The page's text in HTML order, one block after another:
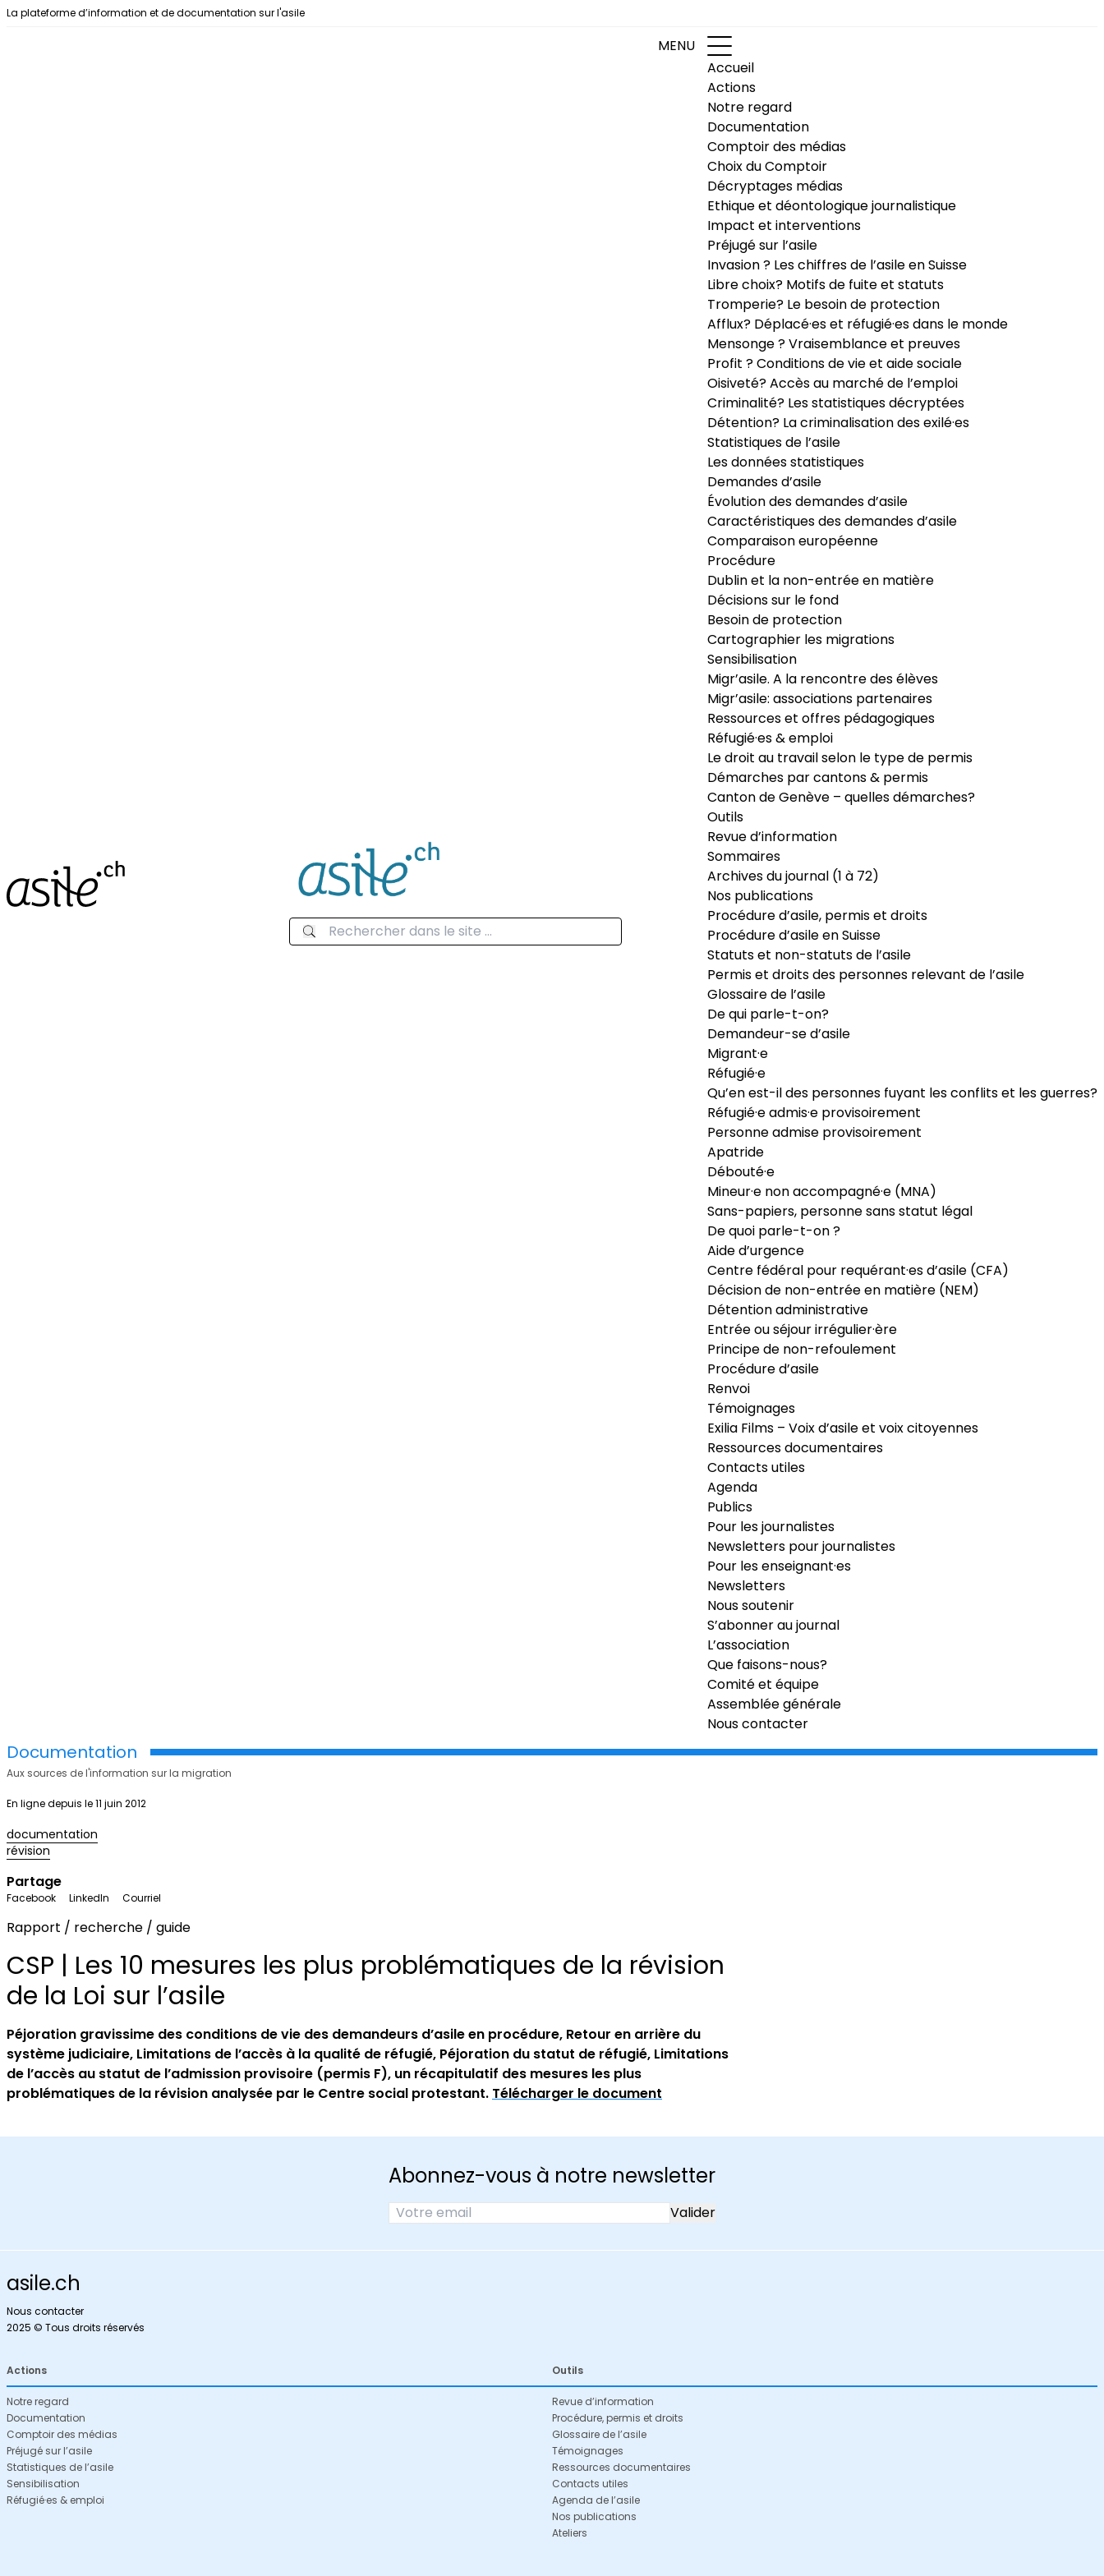
Aller au contenu
La plateforme d’information et de documentation sur l'asile
MENU
Accueil
Actions
Notre regard
Documentation
Comptoir des médias
Choix du Comptoir
Décryptages médias
Ethique et déontologique journalistique
Impact et interventions
Préjugé sur l’asile
Invasion ? Les chiffres de l’asile en Suisse
Libre choix? Motifs de fuite et statuts
Tromperie? Le besoin de protection
Afflux? Déplacé·es et réfugié·es dans le monde
Mensonge ? Vraisemblance et preuves
Profit ? Conditions de vie et aide sociale
Oisiveté? Accès au marché de l’emploi
Criminalité? Les statistiques décryptées
Détention? La criminalisation des exilé·es
Statistiques de l’asile
Les données statistiques
Demandes d’asile
Évolution des demandes d’asile
Caractéristiques des demandes d’asile
Comparaison européenne
Procédure
Dublin et la non-entrée en matière
Décisions sur le fond
Besoin de protection
Cartographier les migrations
Sensibilisation
Migr’asile. A la rencontre des élèves
Migr’asile: associations partenaires
Ressources et offres pédagogiques
Réfugié·es & emploi
Le droit au travail selon le type de permis
Démarches par cantons & permis
Canton de Genève – quelles démarches?
Outils
Revue d’information
Sommaires
Archives du journal (1 à 72)
Nos publications
Procédure d’asile, permis et droits
Procédure d’asile en Suisse
Statuts et non-statuts de l’asile
Permis et droits des personnes relevant de l’asile
Glossaire de l’asile
De qui parle-t-on?
Demandeur-se d’asile
Migrant·e
Réfugié·e
Qu’en est-il des personnes fuyant les conflits et les guerres?
Réfugié·e admis·e provisoirement
Personne admise provisoirement
Apatride
Débouté·e
Mineur·e non accompagné·e (MNA)
Sans-papiers, personne sans statut légal
De quoi parle-t-on ?
Aide d’urgence
Centre fédéral pour requérant·es d’asile (CFA)
Décision de non-entrée en matière (NEM)
Détention administrative
Entrée ou séjour irrégulier·ère
Principe de non-refoulement
Procédure d’asile
Renvoi
Témoignages
Exilia Films – Voix d’asile et voix citoyennes
Ressources documentaires
Contacts utiles
Agenda
Publics
Pour les journalistes
Newsletters pour journalistes
Pour les enseignant·es
Newsletters
Nous soutenir
S’abonner au journal
L’association
Que faisons-nous?
Comité et équipe
Assemblée générale
Nous contacter
Documentation
Aux sources de l'information sur la migration
En ligne depuis le 11 juin 2012
documentation
révision
Partage
Facebook LinkedIn Courriel
Rapport / recherche / guide
CSP | Les 10 mesures les plus problématiques de la révision
de la Loi sur l’asile
Péjoration gravissime des conditions de vie des demandeurs d’asile en procédure, Retour en arrière du
système judiciaire, Limitations de l’accès à la qualité de réfugié, Péjoration du statut de réfugié, Limitations
de l’accès au statut de l’admission provisoire (permis F), un récapitulatif des mesures les plus
problématiques de la révision analysée par le Centre social protestant. Télécharger le document
Abonnez-vous à notre newsletter
asile.ch
Nous contacter
2025 © Tous droits réservés
Actions
Notre regard
Documentation
Comptoir des médias
Préjugé sur l’asile
Statistiques de l’asile
Sensibilisation
Réfugié·es & emploi
Outils
Revue d’information
Procédure, permis et droits
Glossaire de l’asile
Témoignages
Ressources documentaires
Contacts utiles
Agenda de l’asile
Nos publications
Ateliers